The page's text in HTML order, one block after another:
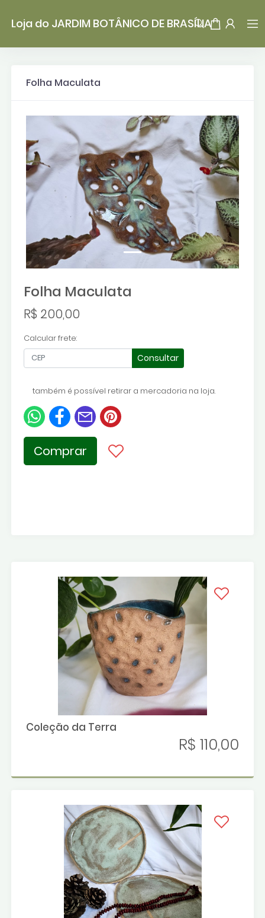
Loja do JARDIM BOTÂNICO DE BRASÍLIA
Folha Maculata
Folha Maculata
R$ 200,00
Calcular frete:
Consultar
também é possível retirar a mercadoria na loja.
Comprar
Coleção da Terra
R$ 110,00